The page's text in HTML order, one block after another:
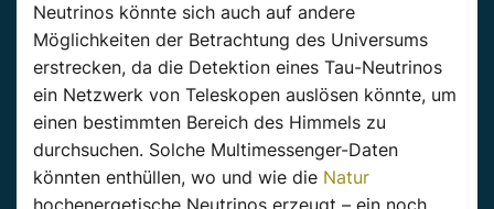
Neutrinos könnte sich auch auf andere
Möglichkeiten der Betrachtung des Universums
erstrecken, da die Detektion eines Tau-Neutrinos
ein Netzwerk von Teleskopen auslösen könnte, um
einen bestimmten Bereich des Himmels zu
durchsuchen. Solche Multimessenger-Daten
könnten enthüllen, wo und wie die Natur